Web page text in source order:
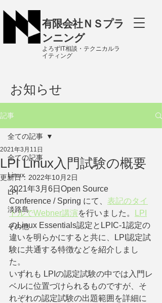
有限会社ＮＳプラ
ンニング
よろずIT相談・テクニカルラ
イティング
お知らせ
記事
全ての記事
Linux
LPI
淡路島
その他
全ての記事
LPI Linux入門試験の概要
2021年3月11日
更新日： 2022年10月2日
2021年3月6日Open Source
Conference / Spring にて、 表記のタイ
トルでWebner講演を行いました。
LPI
のLinux Essentials認定とLPIC-1認定の
違いを明らかにすると共に、LPI認定試
験に共通する特徴などを紹介しまし
た。
いずれも LPIの認定試験の中では入門レ
ベルに位置づけられるものですが、そ
れぞれの認定試験の出題範囲を詳細に